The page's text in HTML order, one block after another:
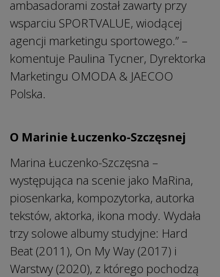
ambasadorami został zawarty przy
wsparciu SPORTVALUE, wiodącej
agencji marketingu sportowego.” –
komentuje Paulina Tycner, Dyrektorka
Marketingu OMODA & JAECOO
Polska.
O Marinie Łuczenko-Szczęsnej
Marina Łuczenko-Szczęsna –
występująca na scenie jako MaRina,
piosenkarka, kompozytorka, autorka
tekstów, aktorka, ikona mody. Wydała
trzy solowe albumy studyjne: Hard
Beat (2011), On My Way (2017) i
Warstwy (2020), z którego pochodzą